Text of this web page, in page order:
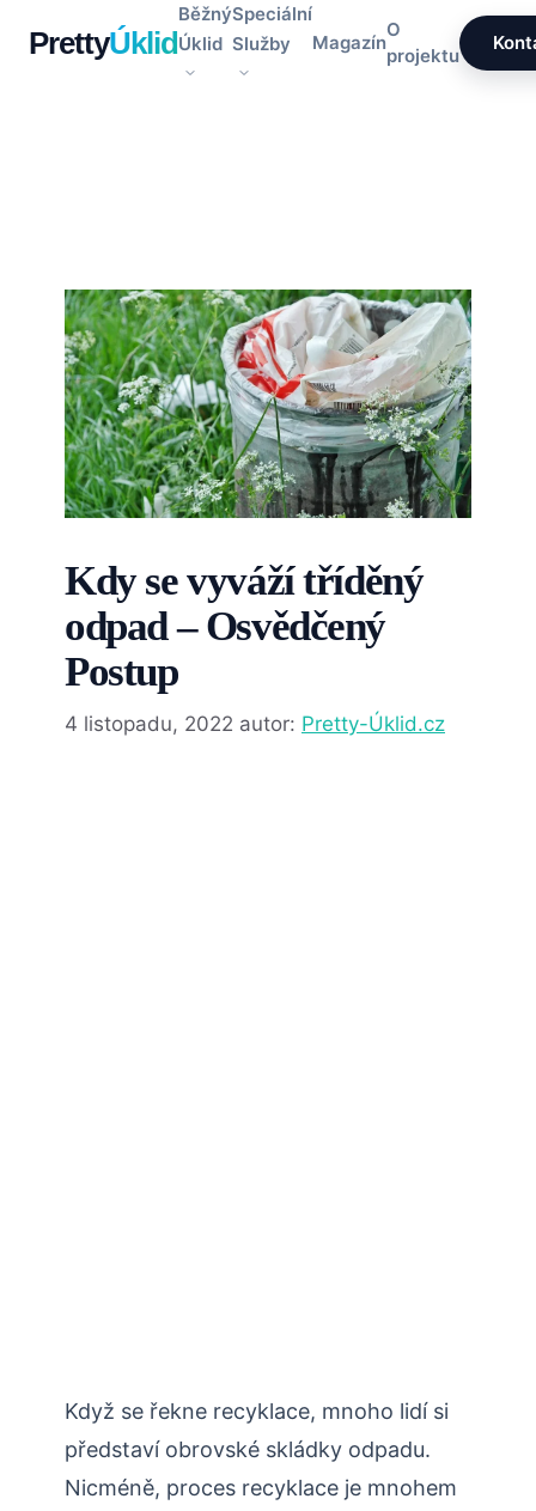
PrettyÚklid
Běžný
Úklid
Speciální
Služby
Magazín
O
projektu
Kdy se vyváží tříděný
odpad – Osvědčený
Postup
4 listopadu, 2022 autor: Pretty-Úklid.cz
Když se řekne recyklace, mnoho lidí si
představí obrovské skládky odpadu.
Nicméně, proces recyklace je mnohem